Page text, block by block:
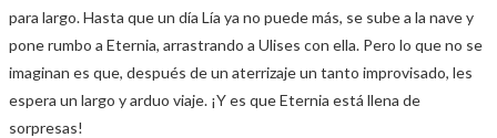
para largo. Hasta que un día Lía ya no puede más, se sube a la nave y
pone rumbo a Eternia, arrastrando a Ulises con ella. Pero lo que no se
imaginan es que, después de un aterrizaje un tanto improvisado, les
espera un largo y arduo viaje. ¡Y es que Eternia está llena de
sorpresas!